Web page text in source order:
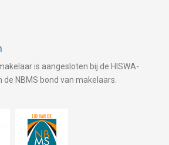
is aangesloten bij de HISWA-
de NBMS bond van makelaars.